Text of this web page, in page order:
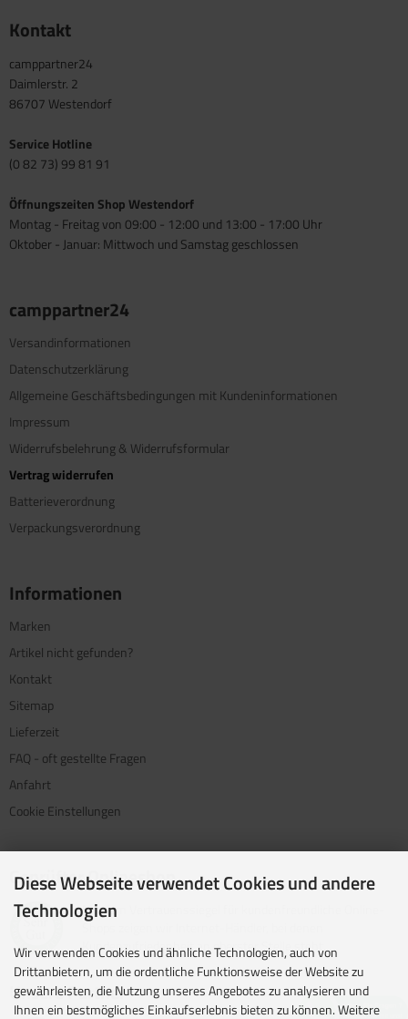
Kontakt
camppartner24
Daimlerstr. 2
86707 Westendorf
Service Hotline
(0 82 73) 99 81 91
Öffnungszeiten Shop Westendorf
Montag - Freitag von 09:00 - 12:00 und 13:00 - 17:00 Uhr
Oktober - Januar: Mittwoch und Samstag geschlossen
camppartner24
Versandinformationen
Datenschutzerklärung
Allgemeine Geschäftsbedingungen mit Kundeninformationen
Impressum
Widerrufsbelehrung & Widerrufsformular
Vertrag widerrufen
Batterieverordnung
Verpackungsverordnung
Informationen
Marken
Artikel nicht gefunden?
Kontakt
Sitemap
Lieferzeit
FAQ - oft gestellte Fragen
Anfahrt
Cookie Einstellungen
Geprüfter Onlineshop
Mit dem Vertrauenssiegel für kundenfreundliche Online-
Shops zeigen wir Internet-Händler, bei denen
Kundenzufriedenheit an oberster Stelle steht.
Unsere Partner
Diese Webseite verwendet Cookies und andere
Technologien
Wir verwenden Cookies und ähnliche Technologien, auch von
Drittanbietern, um die ordentliche Funktionsweise der Website zu
gewährleisten, die Nutzung unseres Angebotes zu analysieren und
Ihnen ein bestmögliches Einkaufserlebnis bieten zu können. Weitere